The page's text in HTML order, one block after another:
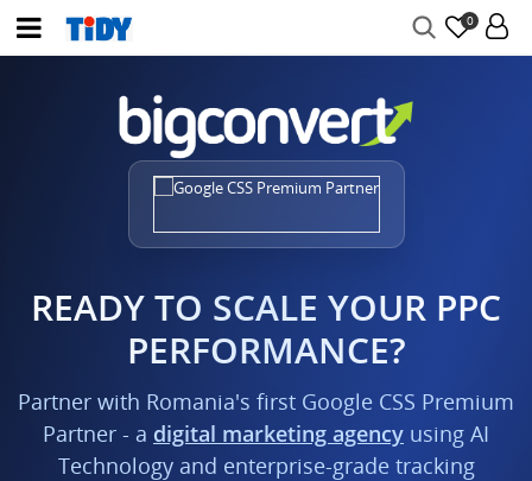
0
READY TO SCALE YOUR PPC
PERFORMANCE?
Partner with Romania's first Google CSS Premium
Partner - a digital marketing agency using AI
Technology and enterprise-grade tracking